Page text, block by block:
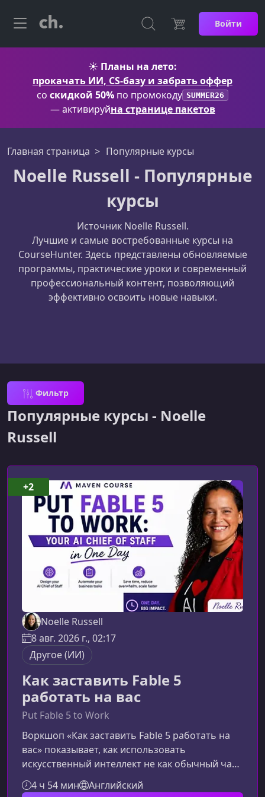
Войти
☀️ Планы на лето:
прокачать ИИ, CS-базу и забрать оффер
со скидкой 50% по промокоду SUMMER26
— активируйна странице пакетов
Главная страница Популярные курсы
Noelle Russell - Популярные
курсы
Источник Noelle Russell.
Лучшие и самые востребованные курсы на
CourseHunter. Здесь представлены обновляемые
программы, практические уроки и современный
профессиональный контент, позволяющий
эффективно освоить новые навыки.
Фильтр
Популярные курсы - Noelle
Russell
Noelle Russell
8 авг. 2026 г., 02:17
Другое (ИИ)
Как заставить Fable 5
работать на вас
Put Fable 5 to Work
Воркшоп «Как заставить Fable 5 работать на
вас» показывает, как использовать
искусственный интеллект не как обычный чат-
бот для разовых ответов, а как управляемую
AI-систему, способную исследовать
4 ч 54 мин Английский
+2